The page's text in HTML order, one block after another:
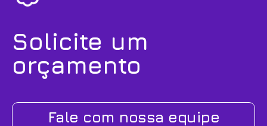
Solicite um
orçamento
Fale com nossa equipe